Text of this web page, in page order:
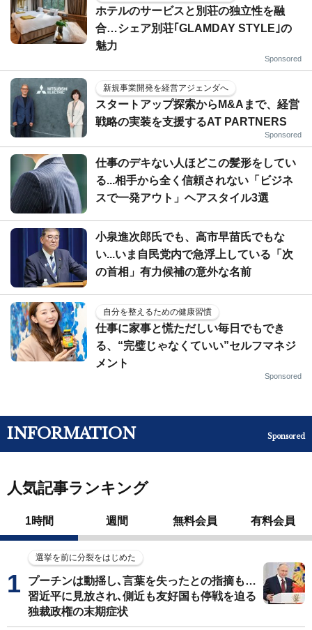
ホテルのサービスと別荘の独立性を融
合…シェア別荘｢GLAMDAY STYLE｣の
魅力
Sponsored
新規事業開発を経営アジェンダへ
スタートアップ探索からM&Aまで、経営
戦略の実装を支援するAT PARTNERS
Sponsored
仕事のデキない人ほどこの髪形をしてい
る...相手から全く信頼されない「ビジネ
スで一発アウト」ヘアスタイル3選
小泉進次郎氏でも、高市早苗氏でもな
い...いま自民党内で急浮上している「次
の首相」有力候補の意外な名前
自分を整えるための健康習慣
仕事に家事と慌ただしい毎日でもでき
る、“完璧じゃなくていい”セルフマネジ
メント
Sponsored
INFORMATION Sponsored
人気記事ランキング
1時間 週間 無料会員 有料会員
選挙を前に分裂をはじめた
プーチンは動揺し､言葉を失ったとの指摘も…
習近平に見放され､側近も友好国も停戦を迫る
独裁政権の末期症状